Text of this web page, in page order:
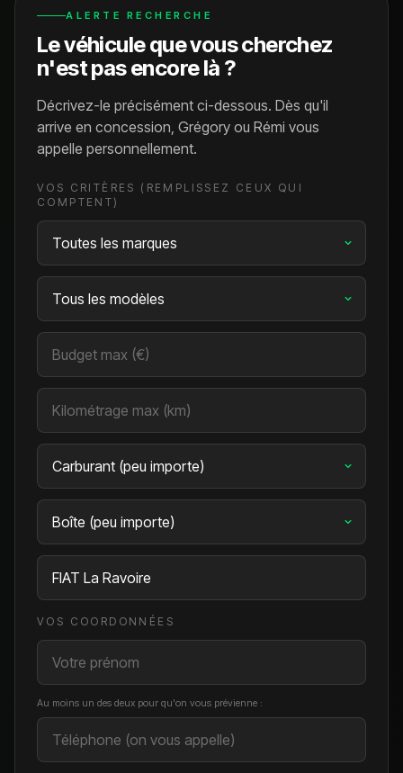
ALERTE RECHERCHE
Le véhicule que vous cherchez
n'est pas encore là ?
Décrivez-le précisément ci-dessous. Dès qu'il
arrive en concession, Grégory ou Rémi vous
appelle personnellement.
VOS CRITÈRES (REMPLISSEZ CEUX QUI
COMPTENT)
VOS COORDONNÉES
Au moins un des deux pour qu'on vous prévienne :